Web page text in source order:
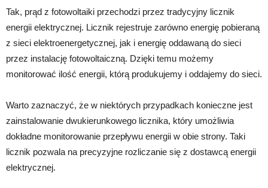
Tak, prąd z fotowoltaiki przechodzi przez tradycyjny licznik
energii elektrycznej. Licznik rejestruje zarówno energię pobieraną
z sieci elektroenergetycznej, jak i energię oddawaną do sieci
przez instalację fotowoltaiczną. Dzięki temu możemy
monitorować ilość energii, którą produkujemy i oddajemy do sieci.
Warto zaznaczyć, że w niektórych przypadkach konieczne jest
zainstalowanie dwukierunkowego licznika, który umożliwia
dokładne monitorowanie przepływu energii w obie strony. Taki
licznik pozwala na precyzyjne rozliczanie się z dostawcą energii
elektrycznej.